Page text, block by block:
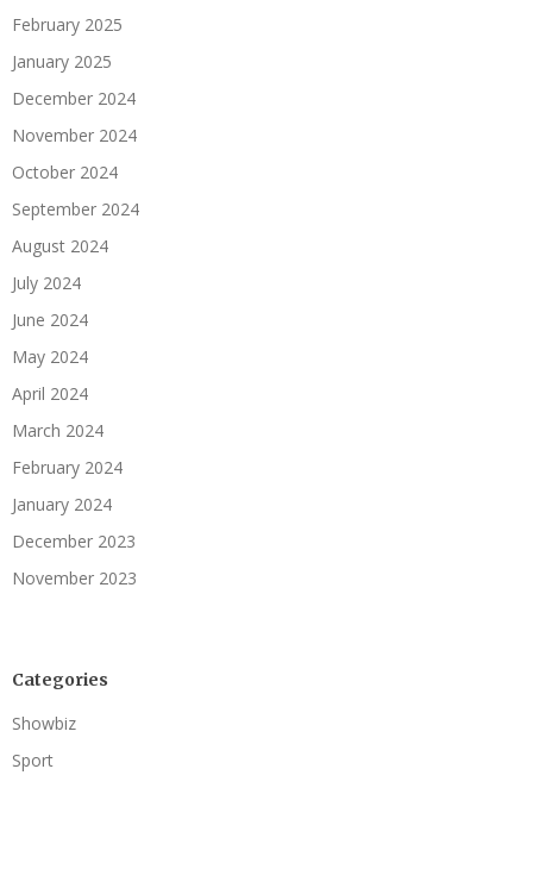
February 2025
January 2025
December 2024
November 2024
October 2024
September 2024
August 2024
July 2024
June 2024
May 2024
April 2024
March 2024
February 2024
January 2024
December 2023
November 2023
Categories
Showbiz
Sport